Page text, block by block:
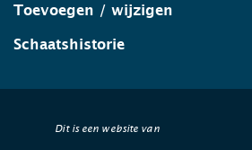
Toevoegen / wijzigen
Schaatshistorie
Dit is een website van